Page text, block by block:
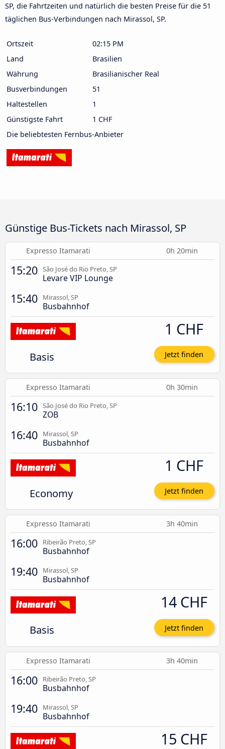
SP, die Fahrtzeiten und natürlich die besten Preise für die 51
täglichen Bus-Verbindungen nach Mirassol, SP.
Ortszeit
02:15 PM
Land
Brasilien
Währung
Brasilianischer Real
Busverbindungen
51
Haltestellen
1
Günstigste Fahrt
1 CHF
Die beliebtesten Fernbus-Anbieter
Günstige Bus-Tickets nach Mirassol, SP
Expresso Itamarati 0h 20min
15:20 São José do Rio Preto, SP
Levare VIP Lounge
15:40 Mirassol, SP
Busbahnhof
Basis
1 CHF
Jetzt finden
Expresso Itamarati 0h 30min
16:10 São José do Rio Preto, SP
ZOB
16:40 Mirassol, SP
Busbahnhof
Economy
1 CHF
Jetzt finden
Expresso Itamarati 3h 40min
16:00 Ribeirão Preto, SP
Busbahnhof
19:40 Mirassol, SP
Busbahnhof
Basis
14 CHF
Jetzt finden
Expresso Itamarati 3h 40min
16:00 Ribeirão Preto, SP
Busbahnhof
19:40 Mirassol, SP
Busbahnhof
15 CHF